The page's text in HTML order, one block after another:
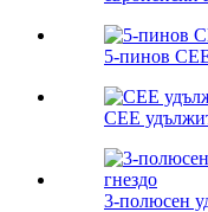
5-пинов
CEE
3-полюсен